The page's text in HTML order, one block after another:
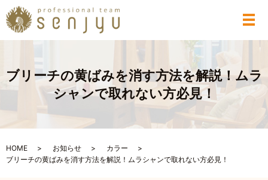
メ
ブリーチの黄ばみを消す方法を解説！ムラ
シャンで取れない方必見！
HOME お知らせ
カラー
ブリーチの黄ばみを消す方法を解説！ムラシャンで取れない方必見！